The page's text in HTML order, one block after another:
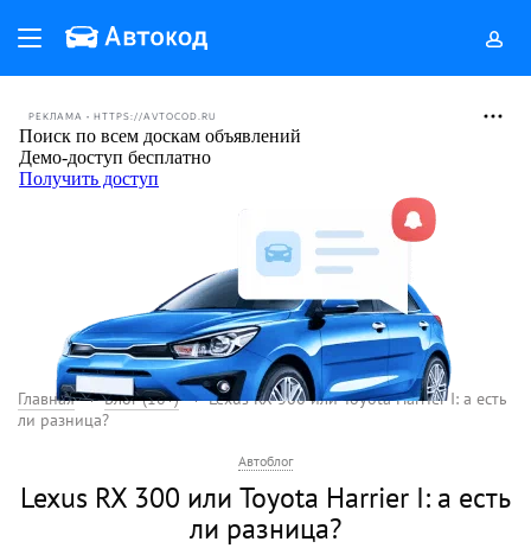
РЕКЛАМА • HTTPS://AVTOCOD.RU
Главная Блог (18+)
Lexus RX 300 или Toyota Harrier I: а есть
ли разница?
Автоблог
Lexus RX 300 или Toyota Harrier I: а есть
ли разница?